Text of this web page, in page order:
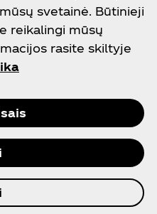
prieigą prie visko,
svetainė. Būtinieji
reikalingi mūsų
rasite skiltyje